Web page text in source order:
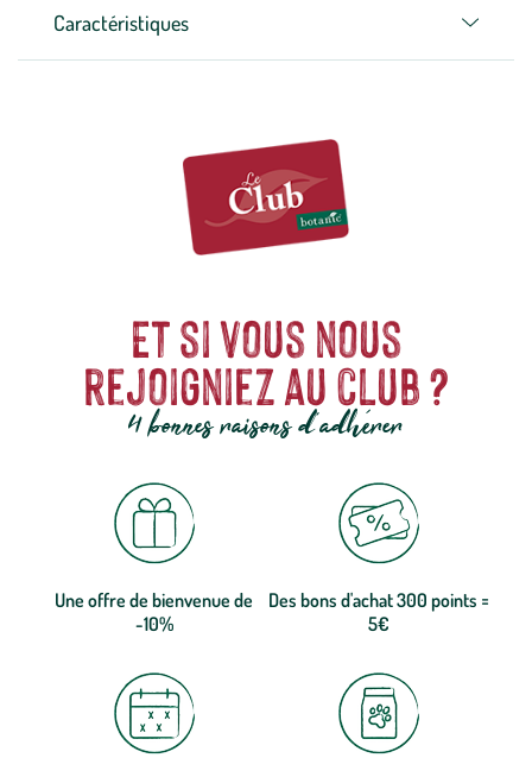
Caractéristiques
Et si vous nous
rejoigniez au club ?
4 bonnes raisons d'adhérer
Une offre de bienvenue de
-10%
Des bons d'achat 300 points =
5€